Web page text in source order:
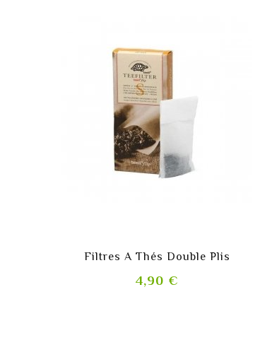
Filtres A Thés Double Plis
4,90 €